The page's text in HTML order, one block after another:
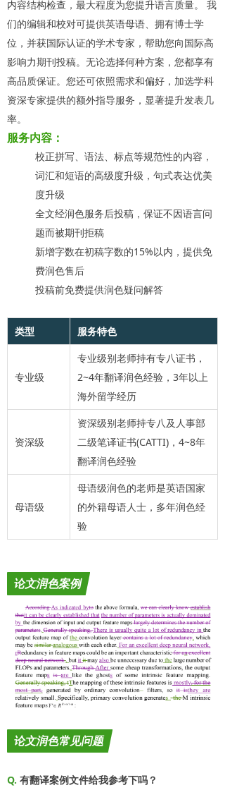
内容结构检查，最大程度为您提升语言质量。 我
们的编辑和校对可提供英语母语、拥有博士学
位，并获国际认证的学术专家，帮助您向国际高
影响力期刊投稿。无论选择何种方案，您都享有
高品质保证。您还可依照需求和偏好，加选学科
资深专家提供的额外指导服务，显著提升发表几
率。
服务内容：
校正拼写、语法、标点等规范性的内容，
词汇和短语的高级度升级，句式表达优美
度升级
全文经润色服务后投稿，保证不因语言问
题而被期刊拒稿
新增字数在初稿字数的15%以内，提供免
费润色售后
投稿前免费提供润色疑问解答
类型 服务特色
专业级
专业级别老师持有专八证书，
2~4年翻译润色经验，3年以上
海外留学经历
资深级
资深级别老师持专八及人事部
二级笔译证书(CATTI)，4~8年
翻译润色经验
母语级
母语级润色的老师是英语国家
的外籍母语人士，多年润色经
验
论文润色案例
论文润色常见问题
Q. 有翻译案例文件给我参考下吗？